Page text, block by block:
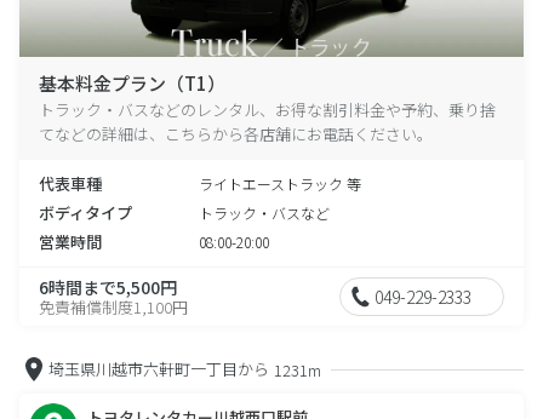
基本料金プラン（T1）
トラック・バスなどのレンタル、お得な割引料金や予約、乗り捨
てなどの詳細は、こちらから各店舗にお電話ください。
代表車種 ライトエーストラック 等
ボディタイプ トラック・バスなど
営業時間 08:00-20:00
6時間まで5,500円
免責補償制度1,100円 049-229-2333
埼玉県川越市六軒町一丁目から 1231m